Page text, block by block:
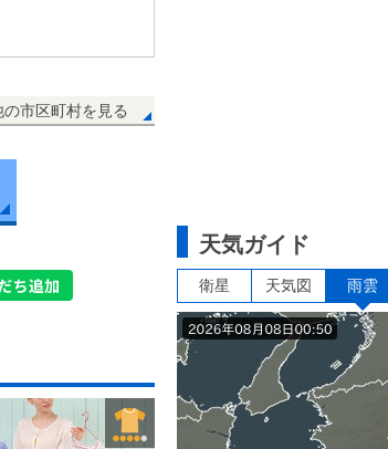
の市区町村を見る
天気ガイド
衛星 天気図 雨雲